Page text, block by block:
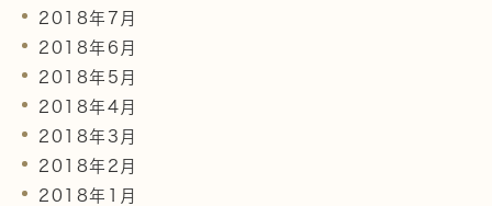
2018年7月
2018年6月
2018年5月
2018年4月
2018年3月
2018年2月
2018年1月